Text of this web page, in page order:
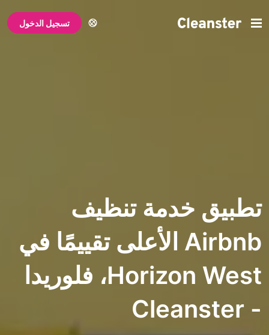
تسجيل الدخول
خدمة تنظيف
Airbnb الأعلى تقييمًا في
Horizon West، فلوريدا